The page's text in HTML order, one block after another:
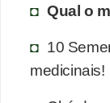
Qual o
10
medicinais!